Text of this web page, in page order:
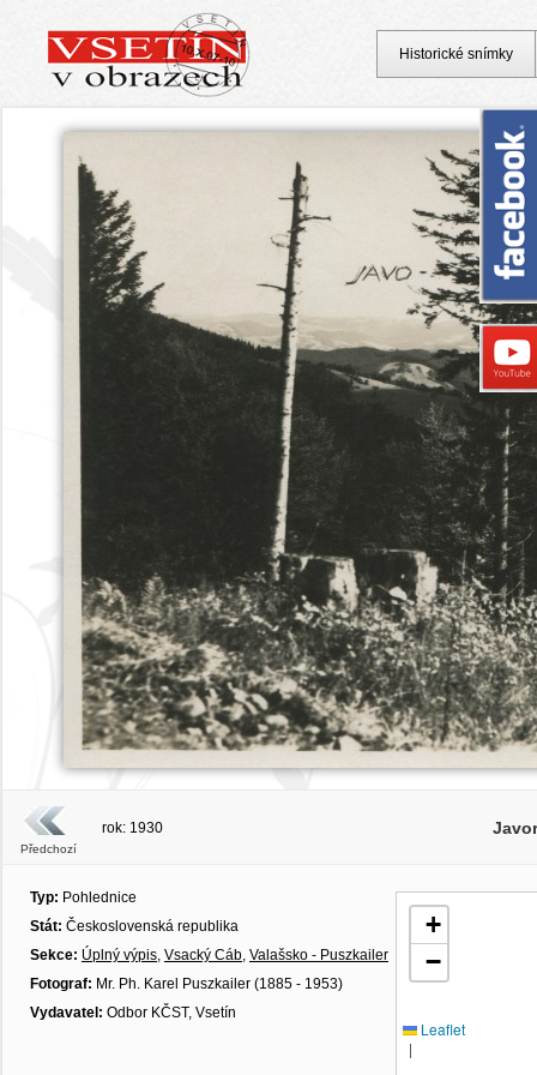
Předchozí
rok: 1930
Typ: Pohlednice
Stát: Československá republika
Sekce: Úplný výpis, Vsacký Cáb, Valašsko - Puszkailer
Fotograf: Mr. Ph. Karel Puszkailer (1885 - 1953)
Vydavatel: Odbor KČST, Vsetín
+
−
Leaflet
|
Historické snímky